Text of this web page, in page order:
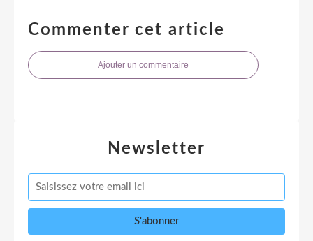
Commenter cet article
Ajouter un commentaire
Newsletter